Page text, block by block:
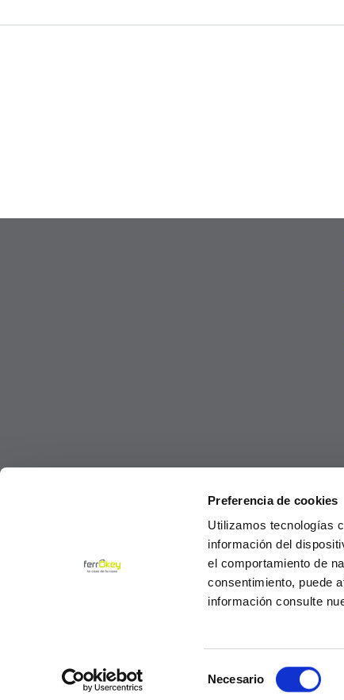
Preferencia de cookies
Utilizamos tecnologías
información del
el comportamiento de
consentimiento, puede
información consulte
Necesario
© Ferrokey todos los derechos